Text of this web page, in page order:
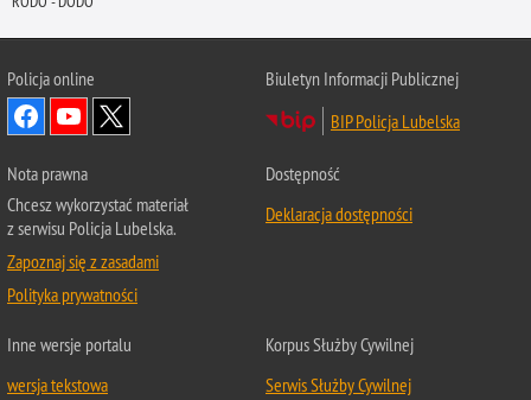
Policja online
Biuletyn Informacji Publicznej
BIP Policja Lubelska
Nota prawna
Chcesz wykorzystać materiał
z serwisu Policja Lubelska.
Zapoznaj się z zasadami
Polityka prywatności
Dostępność
Deklaracja dostępności
Inne wersje portalu
wersja tekstowa
Korpus Służby Cywilnej
Serwis Służby Cywilnej